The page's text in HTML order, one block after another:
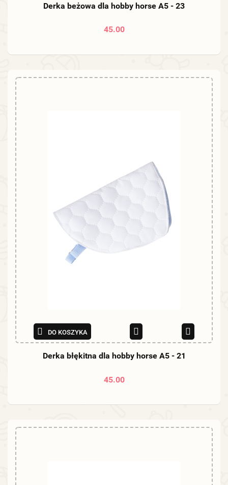
Derka beżowa dla hobby horse A5 - 23
45.00
DO KOSZYKA
Derka błękitna dla hobby horse A5 - 21
45.00